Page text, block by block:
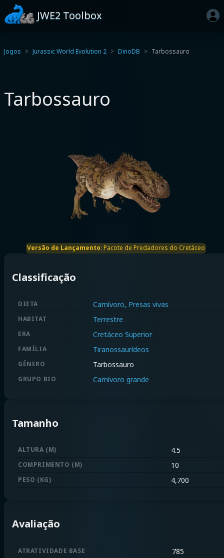
JWE2 Toolbox
Jogos Jurassic World Evolution 2 DinoDB Tarbossauro
Tarbossauro
Versão de Lançamento: Pacote de Predadores do Cretáceo
Classificação
DIETA Carnívoro, Presas vivas
HABITAT Terrestre
ERA Cretáceo Superior
FAMÍLIA Tiranossaurídeos
GÊNERO Tarbossauro
GRUPO BIO Carnívoro grande
Tamanho
ALTURA (M) 4.5
COMPRIMENTO (M) 10
PESO (KG) 4,700
Avaliação
ATRATIVIDADE BASE 785